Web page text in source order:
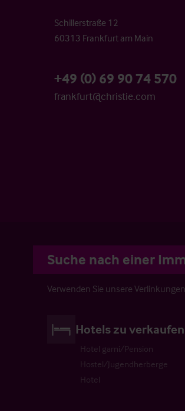
Schillerstraße 12
60313 Frankfurt am Main
+49 (0) 69 90 74 570
frankfurt@christie.com
Suche nach einer
Verwenden Sie unsere
Hotels zu verkaufen
Hotel garni/Pension
Hostel/Jugendherberge
Hotel